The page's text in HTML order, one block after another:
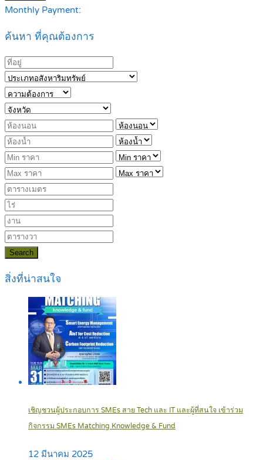
Monthly Payment:
ค้นหา ที่คุณต้องการ
Search
สิ่งที่น่าสนใจ
เชิญชวนผู้ประกอบการ SMEs สาย Tech และ IT และผู้ที่สนใจ เข้าร่วม
กิจกรรม SMEs Matching Knowledge & Fund
12 มีนาคม 2025